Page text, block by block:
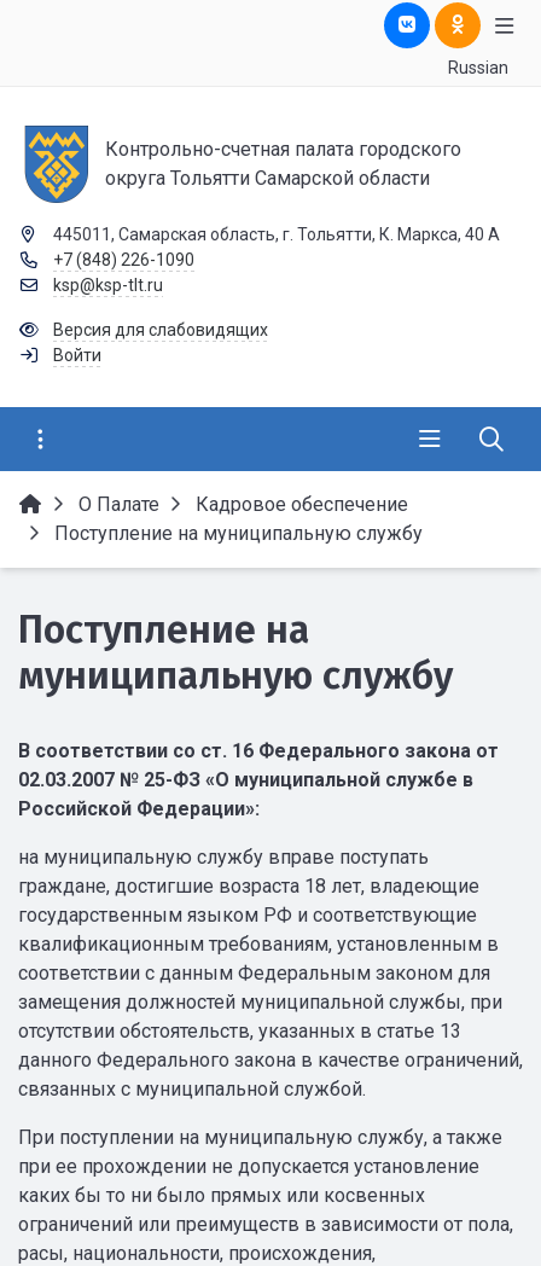
Russian
Контрольно-счетная палата городского
округа Тольятти Самарской области
445011, Самарская область, г. Тольятти, К. Маркса, 40 А
+7 (848) 226-1090
ksp@ksp-tlt.ru
Версия для слабовидящих
Войти
О Палате
Кадровое обеспечение
Поступление на муниципальную службу
Поступление на
муниципальную службу
В соответствии со ст. 16 Федерального закона от
02.03.2007 № 25-ФЗ «О муниципальной службе в
Российской Федерации»:
на муниципальную службу вправе поступать
граждане, достигшие возраста 18 лет, владеющие
государственным языком РФ и соответствующие
квалификационным требованиям, установленным в
соответствии с данным Федеральным законом для
замещения должностей муниципальной службы, при
отсутствии обстоятельств, указанных в статье 13
данного Федерального закона в качестве ограничений,
связанных с муниципальной службой.
При поступлении на муниципальную службу, а также
при ее прохождении не допускается установление
каких бы то ни было прямых или косвенных
ограничений или преимуществ в зависимости от пола,
расы, национальности, происхождения,